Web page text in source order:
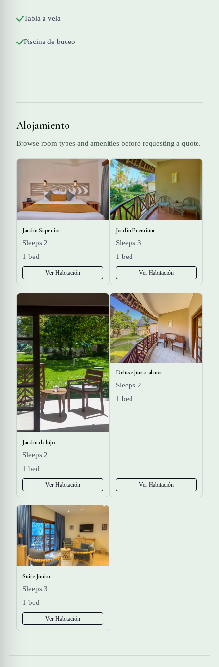
Tabla a vela
Piscina de buceo
Alojamiento
Browse room types and amenities before requesting a quote.
Jardín Superior
Sleeps 2
1 bed
Ver Habitación
Jardín Premium
Sleeps 3
1 bed
Ver Habitación
Jardín de lujo
Sleeps 2
1 bed
Ver Habitación
Deluxe junto al mar
Sleeps 2
1 bed
Ver Habitación
Suite Júnior
Sleeps 3
1 bed
Ver Habitación